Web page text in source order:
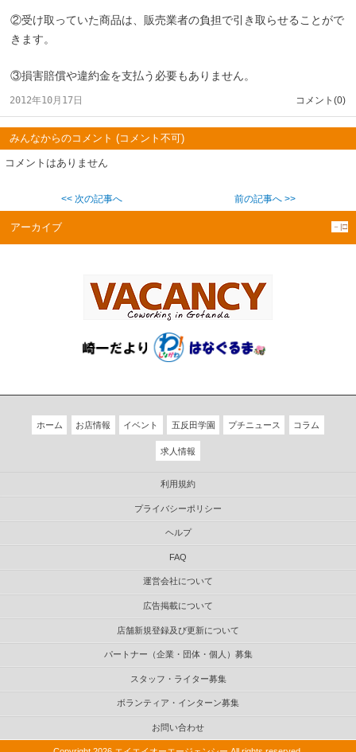
②受け取っていた商品は、販売業者の負担で引き取らせることがで
きます。
③損害賠償や違約金を支払う必要もありません。
2012年10月17日 コメント(0)
みんなからのコメント (コメント不可)
コメントはありません
<< 次の記事へ 前の記事へ >>
アーカイブ －|□
ホーム お店情報 イベント 五反田学園 プチニュース コラム
求人情報
利用規約
プライバシーポリシー
ヘルプ
FAQ
運営会社について
広告掲載について
店舗新規登録及び更新について
パートナー（企業・団体・個人）募集
スタッフ・ライター募集
ボランティア・インターン募集
お問い合わせ